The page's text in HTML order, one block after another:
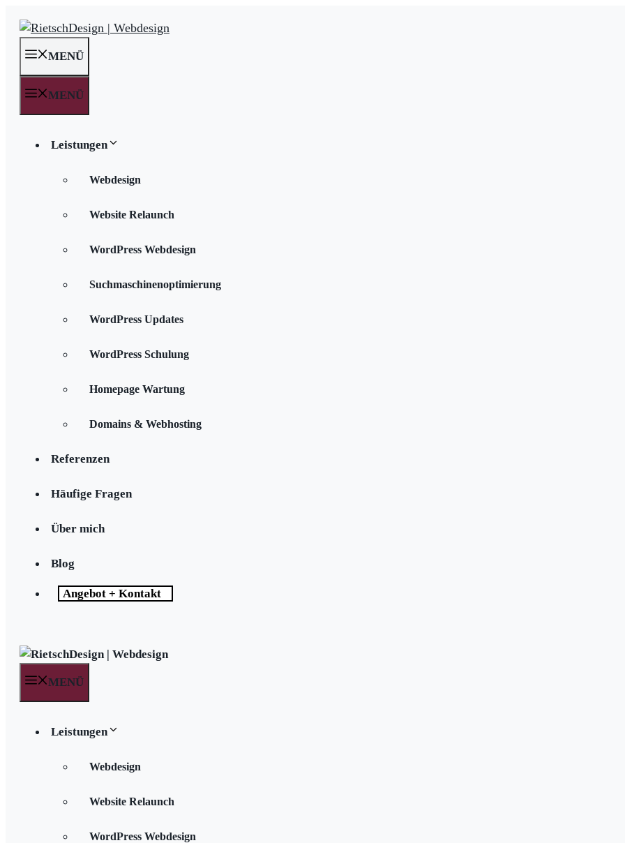
Inhalt
springen
MENÜ
MENÜ
Leistungen
Webdesign
Website Relaunch
WordPress Webdesign
Suchmaschinenoptimierung
WordPress Updates
WordPress Schulung
Homepage Wartung
Domains & Webhosting
Referenzen
Häufige Fragen
Über mich
Blog
Angebot + Kontakt
MENÜ
Leistungen
Webdesign
Website Relaunch
WordPress Webdesign